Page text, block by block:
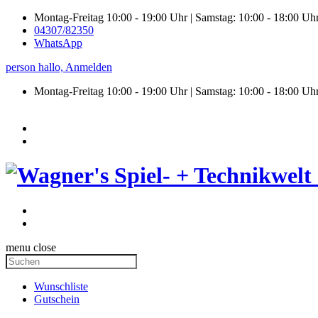
Montag-Freitag 10:00 - 19:00 Uhr | Samstag: 10:00 - 18:00
04307/82350
WhatsApp
person hallo, Anmelden
Montag-Freitag 10:00 - 19:00 Uhr | Samstag: 10:00 - 18:00
menu close
Wunschliste
Gutschein